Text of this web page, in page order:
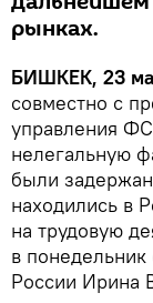
рынках.
БИШКЕК, 23
совместно с
управления
нелегальную
были
находились в
на трудовую
в
России Ирина